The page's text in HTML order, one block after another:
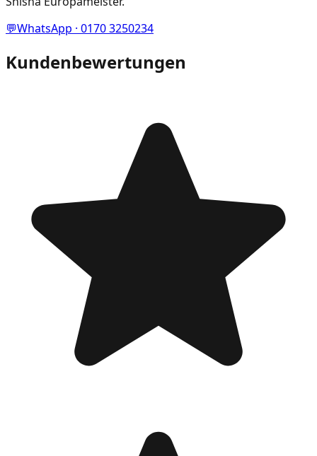
💬WhatsApp · 0170 3250234
Kundenbewertungen